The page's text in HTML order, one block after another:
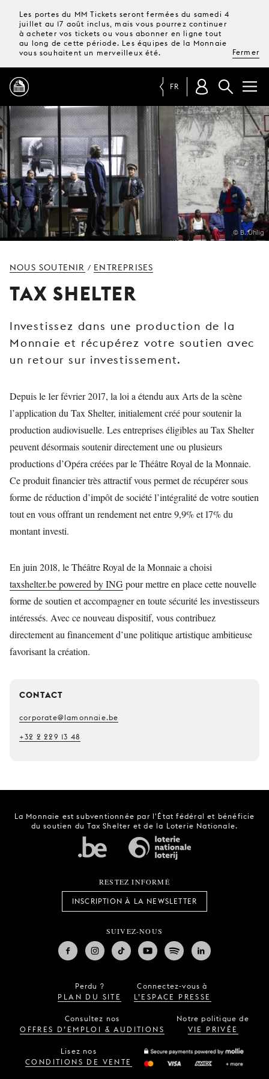
Les portes du MM Tickets seront fermées du samedi 4
juillet au 17 août inclus, mais vous pourrez continuer
à acheter vos tickets ou vous abonner en ligne tout
au long de cette période. Les équipes de la Monnaie
vous souhaitent un merveilleux été.
Fermer
PROGRAMME
MAGAZINE
TICKETS &
ABONNEMENTS
VOTRE
MONNAIE
NOUS
SOUTENIR
FR
© B. Uhlig
NOUS SOUTENIR / ENTREPRISES
TAX SHELTER
Investissez dans une production de la
Monnaie et récupérez votre soutien avec
un retour sur investissement.
Depuis le 1er février 2017, la loi a étendu aux Arts de la scène
l’application du Tax Shelter, initialement créé pour soutenir la
production audiovisuelle. Les entreprises éligibles au Tax Shelter
peuvent désormais soutenir directement une ou plusieurs
productions d’Opéra créées par le Théâtre Royal de la Monnaie.
Ce produit financier très attractif vous permet de récupérer sous
forme de réduction d’impôt de société l’intégralité de votre soutien
tout en vous offrant un rendement net entre 9,9% et 17% du
montant investi.
En juin 2018, le Théâtre Royal de la Monnaie a choisi
taxshelter.be powered by INGpour mettre en place cette nouvelle
forme de soutien et accompagner en toute sécurité les investisseurs
intéressés. Avec ce nouveau dispositif, vous contribuez
directement au financement d’une politique artistique ambitieuse
favorisant la création.
CONTACT
corporate@lamonnaie.be
+32 2 229 13 48
La Monnaie est subventionnée par l'État fédéral et bénéficie
du soutien du Tax Shelter et de la Loterie Nationale.
RESTEZ INFORMÉ
INSCRIPTION À LA NEWSLETTER
SUIVEZ-NOUS
Perdu ?
PLAN DU SITE
Connectez-vous à
L’ESPACE PRESSE
Consultez nos
OFFRES D’EMPLOI & AUDITIONS
Notre politique de
VIE PRIVÉE
Lisez nos
CONDITIONS DE VENTE